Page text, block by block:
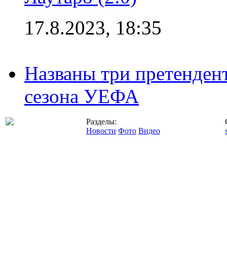
17.8.2023, 18:35
Названы три
сезона УЕФА
Разделы:
Новости Фото Видео